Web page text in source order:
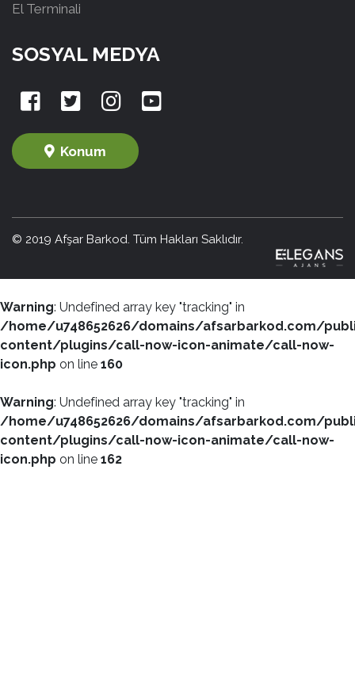
El Terminali
SOSYAL MEDYA
Konum
© 2019 Afşar Barkod. Tüm Hakları Saklıdır.
Warning: Undefined array key "tracking" in
/home/u748652626/domains/afsarbarkod.com/
content/plugins/call-now-icon-animate/call-now-
icon.php on line 160
Warning: Undefined array key "tracking" in
/home/u748652626/domains/afsarbarkod.com/
content/plugins/call-now-icon-animate/call-now-
icon.php on line 162